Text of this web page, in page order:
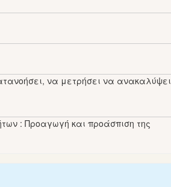
να μετρήσει να ανακαλύψει
: Προαγωγή και προάσπιση της